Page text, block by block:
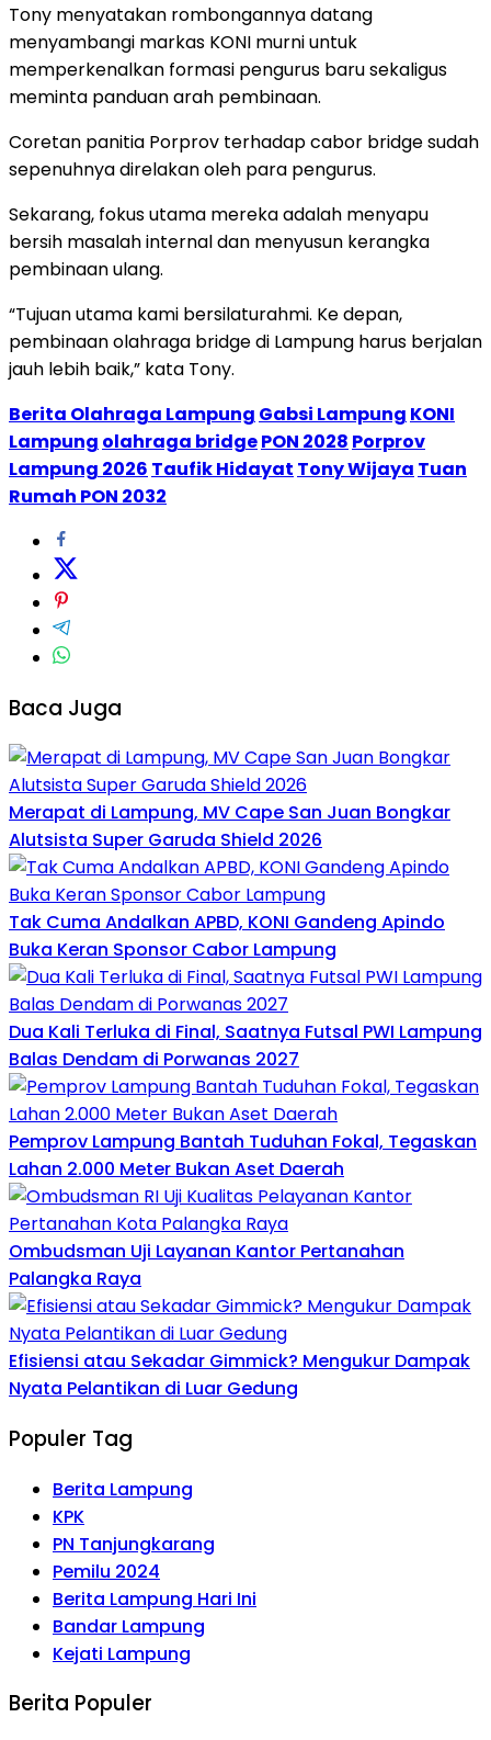
Tony menyatakan rombongannya datang
menyambangi markas KONI murni untuk
memperkenalkan formasi pengurus baru sekaligus
meminta panduan arah pembinaan.
Coretan panitia Porprov terhadap cabor bridge sudah
sepenuhnya direlakan oleh para pengurus.
Sekarang, fokus utama mereka adalah menyapu
bersih masalah internal dan menyusun kerangka
pembinaan ulang.
“Tujuan utama kami bersilaturahmi. Ke depan,
pembinaan olahraga bridge di Lampung harus berjalan
jauh lebih baik,” kata Tony.
Berita Olahraga Lampung Gabsi Lampung KONI
Lampung olahraga bridgePON 2028 Porprov
Lampung 2026 Taufik Hidayat Tony Wijaya Tuan
Rumah PON 2032
Baca Juga
Merapat di Lampung, MV Cape San Juan Bongkar
Alutsista Super Garuda Shield 2026
Tak Cuma Andalkan APBD, KONI Gandeng Apindo
Buka Keran Sponsor Cabor Lampung
Dua Kali Terluka di Final, Saatnya Futsal PWI Lampung
Balas Dendam di Porwanas 2027
Pemprov Lampung Bantah Tuduhan Fokal, Tegaskan
Lahan 2.000 Meter Bukan Aset Daerah
Ombudsman Uji Layanan Kantor Pertanahan
Palangka Raya
Efisiensi atau Sekadar Gimmick? Mengukur Dampak
Nyata Pelantikan di Luar Gedung
Populer Tag
Berita Lampung
KPK
PN Tanjungkarang
Pemilu 2024
Berita Lampung Hari Ini
Bandar Lampung
Kejati Lampung
Berita Populer